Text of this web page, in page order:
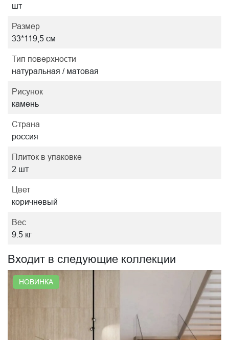
шт
Размер
33*119,5 см
Тип поверхности
натуральная / матовая
Рисунок
камень
Страна
россия
Плиток в упаковке
2 шт
Цвет
коричневый
Вес
9.5 кг
Входит в следующие коллекции
НОВИНКА